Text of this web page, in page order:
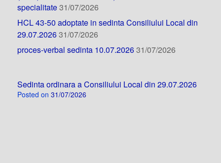
specialitate31/07/2026
HCL 43-50 adoptate in sedinta Consiliului Local din
29.07.202631/07/2026
proces-verbal sedinta 10.07.202631/07/2026
Sedinta ordinara a Consiliului Local din 29.07.2026
Posted on 31/07/2026